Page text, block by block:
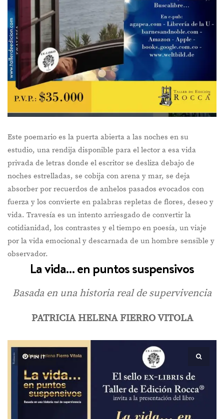
Este poemario es la puerta abierta a las noches en su
estudio, una rendija disponible para el lector a esa vida
privada de letras donde el escritor se desliza debajo de
noches estrelladas, se cobija con arena y mar, se deja
absorber por recuerdos de anhelos pasados evocados con
fuerza y los convierte en palabras repletas de flores, deseo y
vida. Travesía es un intento arriesgado de convertir la
cotidianidad, los contrastes y el tiempo en poesía, un viaje
por la vida emocional y descarnada de un hombre sensible y
observador.
La vida… en puntos suspensivos
Basada en una historia real de supervivencia
PATRICIA HELENA FIERRO VITOLA
PIN IT